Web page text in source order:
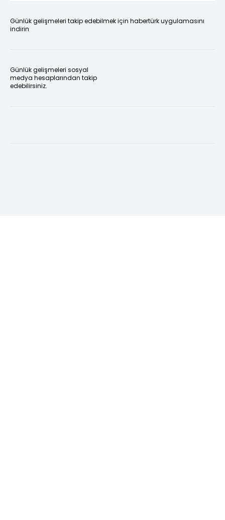
Günlük gelişmeleri takip edebilmek için habertürk uygulamasını
indirin
Günlük gelişmeleri sosyal
medya hesaplarından takip
edebilirsiniz.